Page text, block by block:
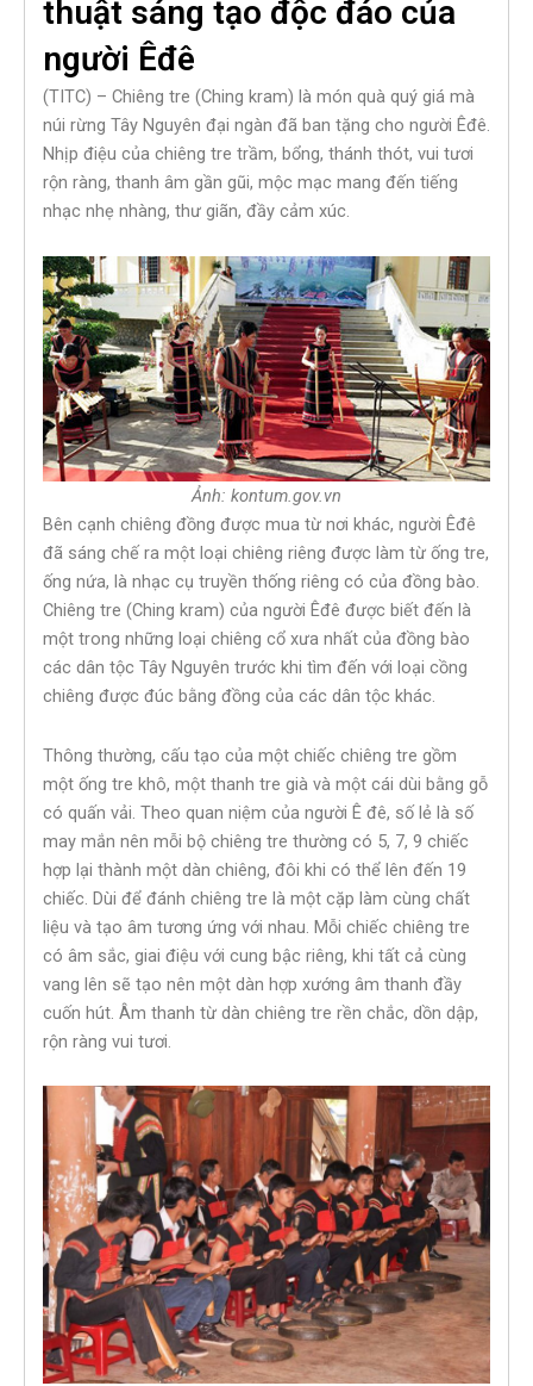
thuật sáng tạo độc đáo của
người Êđê
(TITC) – Chiêng tre (Ching kram) là món quà quý giá mà
núi rừng Tây Nguyên đại ngàn đã ban tặng cho người Êđê.
Nhịp điệu của chiêng tre trầm, bổng, thánh thót, vui tươi
rộn ràng, thanh âm gần gũi, mộc mạc mang đến tiếng
nhạc nhẹ nhàng, thư giãn, đầy cảm xúc.
Ảnh: kontum.gov.vn
Bên cạnh chiêng đồng được mua từ nơi khác, người Êđê
đã sáng chế ra một loại chiêng riêng được làm từ ống tre,
ống nứa, là nhạc cụ truyền thống riêng có của đồng bào.
Chiêng tre (Ching kram) của người Êđê được biết đến là
một trong những loại chiêng cổ xưa nhất của đồng bào
các dân tộc Tây Nguyên trước khi tìm đến với loại cồng
chiêng được đúc bằng đồng của các dân tộc khác.
Thông thường, cấu tạo của một chiếc chiêng tre gồm
một ống tre khô, một thanh tre già và một cái dùi bằng gỗ
có quấn vải. Theo quan niệm của người Ê đê, số lẻ là số
may mắn nên mỗi bộ chiêng tre thường có 5, 7, 9 chiếc
hợp lại thành một dàn chiêng, đôi khi có thể lên đến 19
chiếc. Dùi để đánh chiêng tre là một cặp làm cùng chất
liệu và tạo âm tương ứng với nhau. Mỗi chiếc chiêng tre
có âm sắc, giai điệu với cung bậc riêng, khi tất cả cùng
vang lên sẽ tạo nên một dàn hợp xướng âm thanh đầy
cuốn hút. Âm thanh từ dàn chiêng tre rền chắc, dồn dập,
rộn ràng vui tươi.